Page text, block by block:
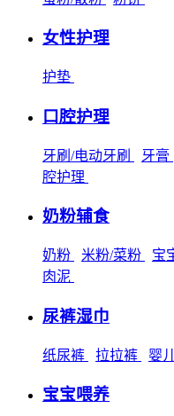
女性护理
护垫
口腔护理
牙刷/电动牙刷 牙膏
腔护理
奶粉辅食
奶粉 米粉/菜粉 宝
肉泥
尿裤湿巾
纸尿裤 拉拉裤 婴
宝宝喂养